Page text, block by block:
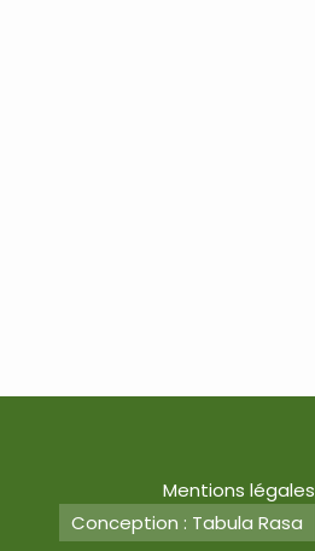
Mentions légales
Conception : Tabula Rasa